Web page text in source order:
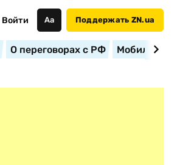
Войти Аа Поддержать ZN.ua
О переговорах с РФ